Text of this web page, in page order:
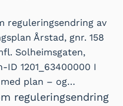
reguleringsendring av
Årstad, gnr. 158
Solheimsgaten,
ID 1201_63400000 I
med plan – og…
reguleringsendring